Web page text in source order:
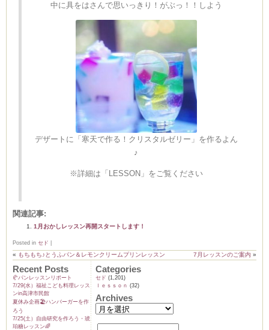
中に具をはさんで思いっきり！がぶっ！！しよう
デザートに「寒天で作る！クリスタルゼリー」を作るよん
♪
※詳細は「LESSON」をご覧ください
関連記事:
1月おかしレッスン再開スタートします！
Posted in セド
« もちもち♪とうふパン＆レモンクリームプリンレッスン 7月レッスンのご案内 »
Recent Posts
🥐パンレッスンリポート
7/29(水）福祉こども料理レッス
ンin高津市民館
夏休み企画🏖️ハンバーガーを作
ろう
7/25(土）自由研究を作ろう・琥
珀糖レッスン🌈
Categories
セド (1,201)
ｌｅｓｓｏｎ (32)
Archives